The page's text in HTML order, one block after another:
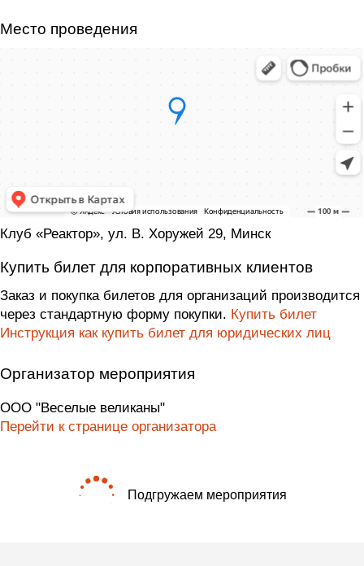
Место проведения
Клуб «Реактор», ул. В. Хоружей 29, Минск
Купить билет для корпоративных клиентов
Заказ и покупка билетов для организаций производится
через стандартную форму покупки. Купить билет
Инструкция как купить билет для юридических лиц
Организатор мероприятия
ООО "Веселые великаны"
Перейти к странице организатора
Подгружаем мероприятия